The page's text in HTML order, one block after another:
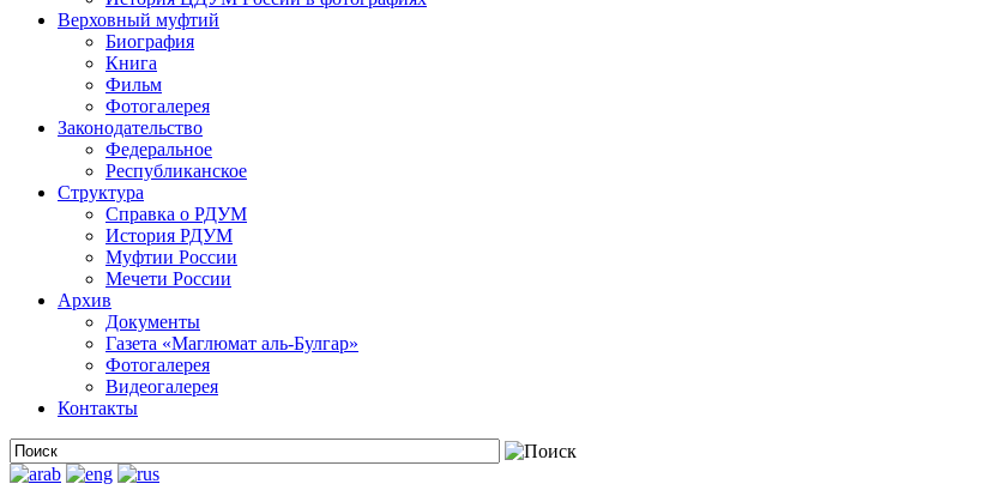
Верховный муфтий
Биография
Книга
Фильм
Фотогалерея
Законодательство
Федеральное
Республиканское
Структура
Справка о РДУМ
История РДУМ
Муфтии России
Мечети России
Архив
Документы
Газета «Маглюмат аль-Булгар»
Фотогалерея
Видеогалерея
Контакты